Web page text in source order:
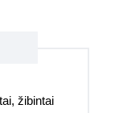
žibintai